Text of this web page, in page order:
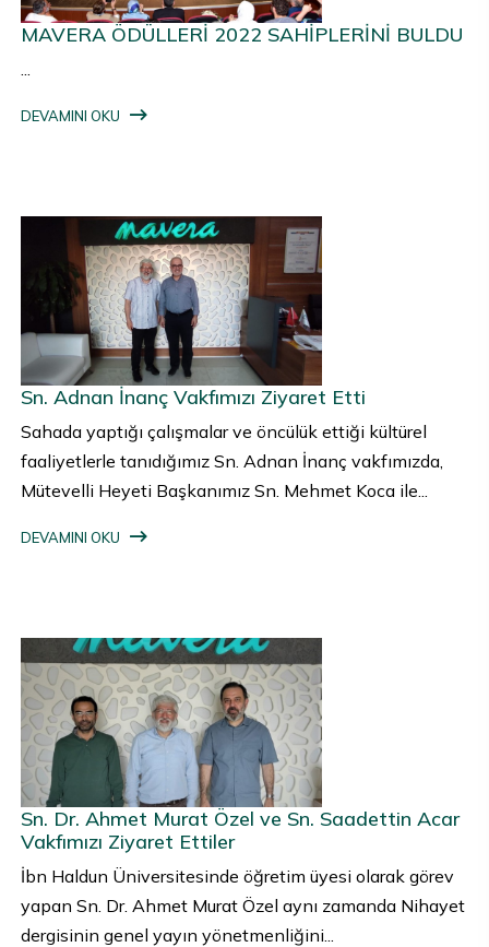
MAVERA ÖDÜLLERİ 2022 SAHİPLERİNİ BULDU
...
DEVAMINI OKU
Sn. Adnan İnanç Vakfımızı Ziyaret Etti
Sahada yaptığı çalışmalar ve öncülük ettiği kültürel
faaliyetlerle tanıdığımız Sn. Adnan İnanç vakfımızda,
Mütevelli Heyeti Başkanımız Sn. Mehmet Koca ile...
DEVAMINI OKU
Sn. Dr. Ahmet Murat Özel ve Sn. Saadettin Acar
Vakfımızı Ziyaret Ettiler
İbn Haldun Üniversitesinde öğretim üyesi olarak görev
yapan Sn. Dr. Ahmet Murat Özel aynı zamanda Nihayet
dergisinin genel yayın yönetmenliğini...